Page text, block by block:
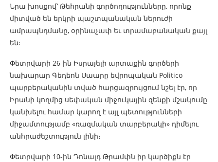
Նրա խոսքով՝ Թեհրանի գործողությունները, որոնք
միտված են երկրի պաշտպանական ներուժի
ամրապնդմանը, օրինաչափ եւ տրամաբանական քայլ
են։
Փետրվարի 26-ին Իսրայելի արտաքին գործերի
նախարար Գեդեոն Սաարը եվրոպական Politico
պարբերականին տված հարցազրույցում նշել էր, որ
Իրանի կողմից սեփական միջուկային զենքի մշակումը
կանխելու համար կարող է այլ պետությունների
միջամտությամբ «ռազմական տարբերակի» դիմելու
անհրաժեշտություն լինի։
Փետրվարի 10-ին Դոնալդ Թրամփն իր կարծիքն էր